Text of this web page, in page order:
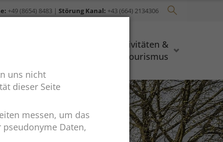
+49 (8654) 8483 | Störung Kanal: +43 (664) 2134306
Aktivitäten &
Tourismus
uns nicht
dieser Seite
messen, um das
Daten,